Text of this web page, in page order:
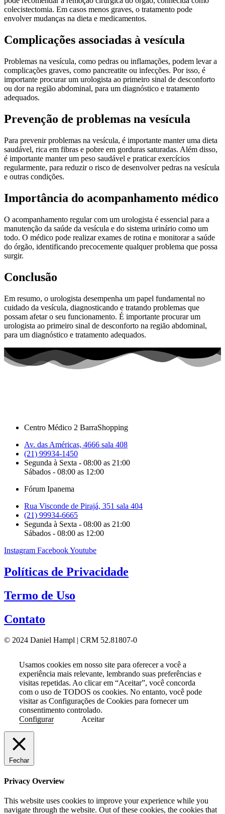
colecistectomia. Em casos menos graves, o tratamento pode
envolver mudanças na dieta e medicamentos.
Complicações associadas à vesícula
Problemas na vesícula, como pedras ou inflamações, podem levar a
complicações graves, como pancreatite ou infecções. Por isso, é
importante procurar um urologista ao primeiro sinal de desconforto
ou dor na região abdominal, para um diagnóstico e tratamento
adequados.
Prevenção de problemas na vesícula
Para prevenir problemas na vesícula, é importante manter uma dieta
saudável, rica em fibras e pobre em gorduras saturadas. Além disso,
é importante manter um peso saudável e praticar exercícios
regularmente, para reduzir o risco de desenvolver pedras na vesícula
e outras condições.
Importância do acompanhamento médico
O acompanhamento regular com um urologista é essencial para a
manutenção da saúde da vesícula e do sistema urinário como um
todo. O médico pode realizar exames de rotina e monitorar a saúde
do órgão, identificando precocemente qualquer problema que possa
surgir.
Conclusão
Em resumo, o urologista desempenha um papel fundamental no
cuidado da vesícula, diagnosticando e tratando problemas que
possam afetar o seu funcionamento. É importante procurar um
urologista ao primeiro sinal de desconforto na região abdominal,
para um diagnóstico e tratamento adequados.
Centro Médico 2 BarraShopping
Av. das Américas, 4666 sala 408
(21) 99934-1450
Segunda à Sexta - 08:00 as 21:00
Sábados - 08:00 as 12:00
Fórum Ipanema
Rua Visconde de Pirajá, 351 sala 404
(21) 99934-6665
Segunda à Sexta - 08:00 as 21:00
Sábados - 08:00 as 12:00
Instagram FacebookYoutube
Políticas de Privacidade
Termo de Uso
Contato
© 2024 Daniel Hampl | CRM 52.81807-0
Usamos cookies em nosso site para oferecer a você a
experiência mais relevante, lembrando suas preferências e
visitas repetidas. Ao clicar em “Aceitar”, você concorda
com o uso de TODOS os cookies. No entanto, você pode
visitar as Configurações de Cookies para fornecer um
consentimento controlado.
Configurar
Aceitar
Fechar
Privacy Overview
This website uses cookies to improve your experience while you
navigate through the website. Out of these cookies, the cookies that